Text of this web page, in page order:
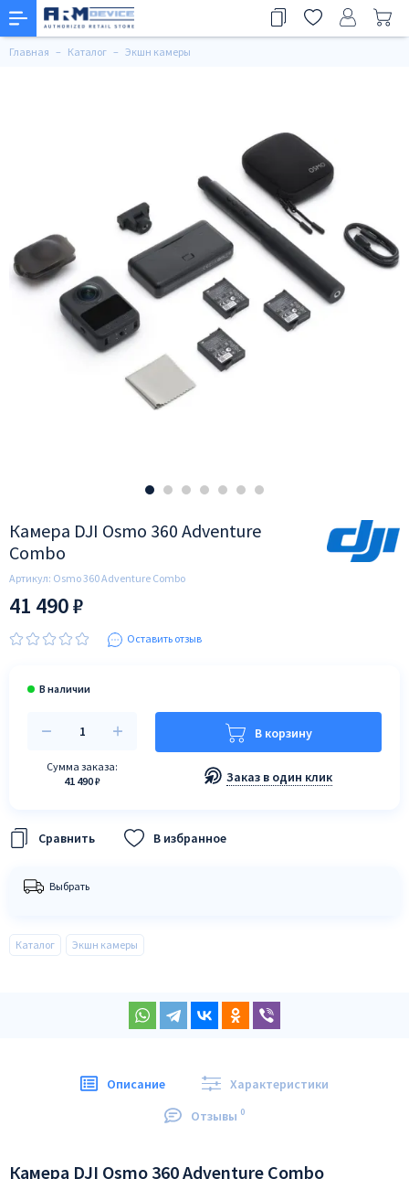
Главная Каталог Экшн камеры
Камера DJI Osmo 360 Adventure
Combo
Артикул: Osmo 360 Adventure Combo
41 490 ₽
Оставить отзыв
Сумма заказа:
41 490 ₽
В корзину
Заказ в один клик
В избранное
Выбрать
Каталог Экшн камеры
Описание
Характеристики
Отзывы 0
Камера DJI Osmo 360 Adventure Combo